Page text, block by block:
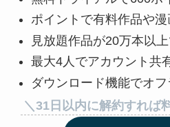
ポイントで有料作品や漫
見放題作品が20万本以上
最大4人でアカウント共
ダウンロード機能でオフ
＼31日以内に解約すれば